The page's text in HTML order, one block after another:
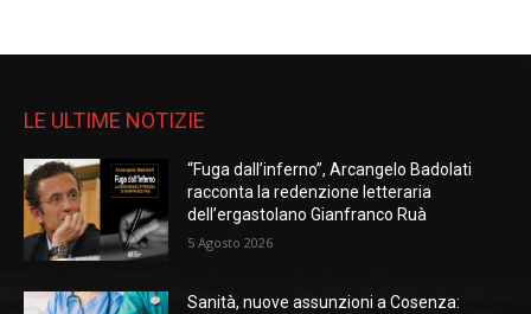
LE ULTIME NOTIZIE
“Fuga dall’inferno”, Arcangelo Badolati
racconta la redenzione letteraria
dell’ergastolano Gianfranco Ruà
5 Agosto 2026
Sanità, nuove assunzioni a Cosenza: